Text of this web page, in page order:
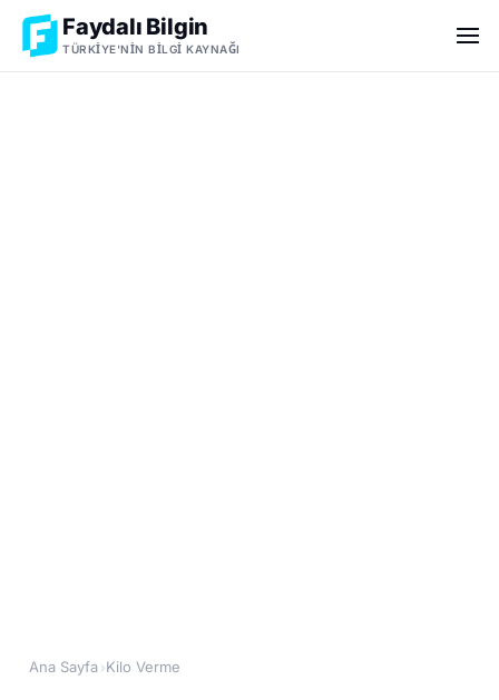
Faydalı Bilgin
TÜRKIYE'NIN BILGI KAYNAĞI
Ana Sayfa ›Kilo Verme